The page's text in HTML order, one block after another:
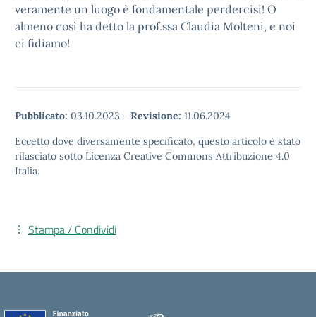
veramente un luogo è fondamentale perdercisi! O
almeno così ha detto la prof.ssa Claudia Molteni, e noi
ci fidiamo!
Pubblicato: 03.10.2023 - Revisione: 11.06.2024
Eccetto dove diversamente specificato, questo articolo è stato
rilasciato sotto Licenza Creative Commons Attribuzione 4.0
Italia.
Stampa / Condividi